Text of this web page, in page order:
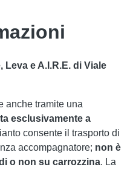
e A.I.R.E. di Viale
anche tramite una
esclusivamente a
consente il trasporto di
accompagnatore; non è
o non su carrozzina. La